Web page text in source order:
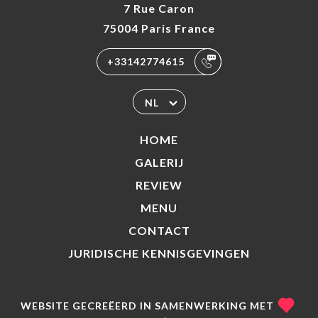
7 Rue Caron
75004 Paris France
+33142774615
NL
HOME
GALERIJ
REVIEW
MENU
CONTACT
JURIDISCHE KENNISGEVINGEN
WEBSITE GECREËERD IN SAMENWERKING MET